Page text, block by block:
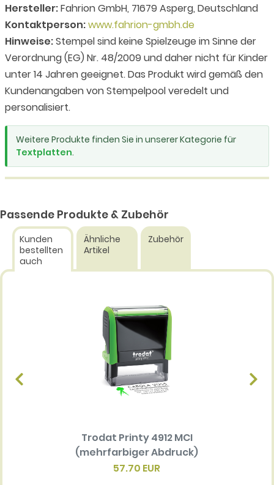
Hersteller:Fahrion GmbH, 71679 Asperg, Deutschland
Kontaktperson:www.fahrion-gmbh.de
Hinweise:Stempel sind keine Spielzeuge im Sinne der
Verordnung (EG) Nr. 48/2009 und daher nicht für Kinder
unter 14 Jahren geeignet. Das Produkt wird gemäß den
Kundenangaben von Stempelpool veredelt und
personalisiert.
Weitere Produkte finden Sie in unserer Kategorie für
Textplatten.
Passende Produkte & Zubehör
Kunden
bestellten
auch
Ähnliche
Artikel
Zubehör
Trodat Printy 4912 MCI
(mehrfarbiger Abdruck)
57.70 EUR